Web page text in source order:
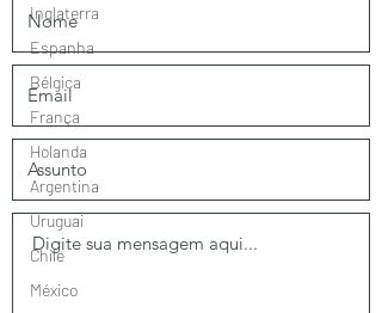
Inglaterra
Espanha
Bélgica
França
Holanda
Argentina
Uruguai
Chile
México